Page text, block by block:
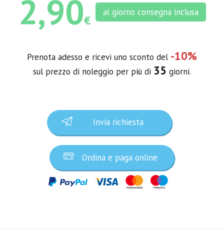
2,90€
al giorno consegna inclusa
Prenota adesso e ricevi uno sconto del -10%
sul prezzo di noleggio per più di 35 giorni.
Invia richiesta
Ordina e paga online